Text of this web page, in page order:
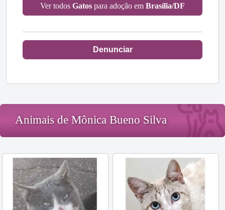
Ver todos Gatos para adoção em Brasília/DF
Denunciar
Animais de Mônica Bueno Silva